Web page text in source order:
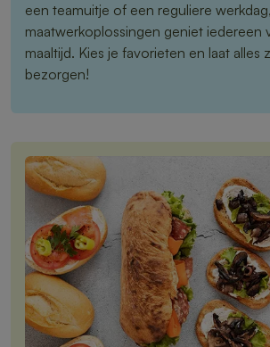
een teamuitje of een reguliere
maatwerkoplossingen geniet iedereen
maaltijd. Kies je favorieten en laat alles
bezorgen!